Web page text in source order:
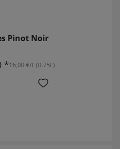
Pinot Noir
*16,00 €/L (0.75L)